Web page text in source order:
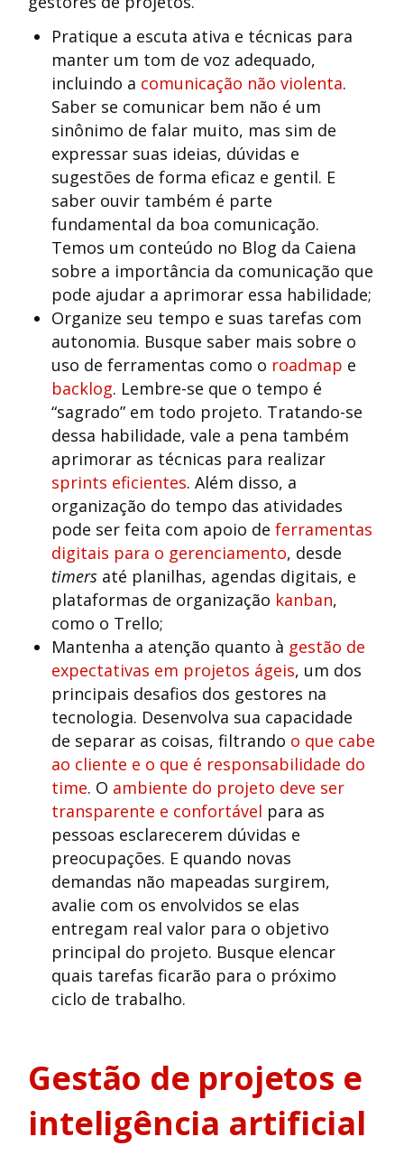
Pratique a escuta ativa e técnicas para
manter um tom de voz adequado,
incluindo a comunicação não violenta.
Saber se comunicar bem não é um
sinônimo de falar muito, mas sim de
expressar suas ideias, dúvidas e
sugestões de forma eficaz e gentil. E
saber ouvir também é parte
fundamental da boa comunicação.
Temos um conteúdo no Blog da Caiena
sobre a importância da comunicação que
pode ajudar a aprimorar essa habilidade;
Organize seu tempo e suas tarefas com
autonomia. Busque saber mais sobre o
uso de ferramentas como o roadmap e
backlog. Lembre-se que o tempo é
“sagrado” em todo projeto. Tratando-se
dessa habilidade, vale a pena também
aprimorar as técnicas para realizar
sprints eficientes. Além disso, a
organização do tempo das atividades
pode ser feita com apoio deferramentas
digitais para o gerenciamento, desde
timers até planilhas, agendas digitais, e
plataformas de organização kanban,
como o Trello;
Mantenha a atenção quanto à gestão de
expectativas em projetos ágeis, um dos
principais desafios dos gestores na
tecnologia. Desenvolva sua capacidade
de separar as coisas, filtrando o que cabe
ao cliente e o que é responsabilidade do
time. O ambiente do projeto deve ser
transparente e confortável para as
pessoas esclarecerem dúvidas e
preocupações. E quando novas
demandas não mapeadas surgirem,
avalie com os envolvidos se elas
entregam real valor para o objetivo
principal do projeto. Busque elencar
quais tarefas ficarão para o próximo
ciclo de trabalho.
Gestão de projetos e
inteligência artificial